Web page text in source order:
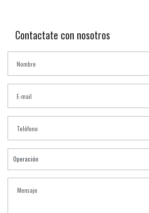
Contactate con nosotros
Operación